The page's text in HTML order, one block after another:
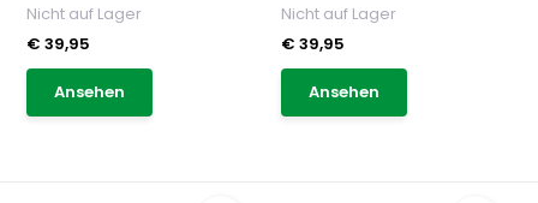
Nicht auf Lager
€ 39,95
Ansehen
Nicht auf Lager
€ 39,95
Ansehen